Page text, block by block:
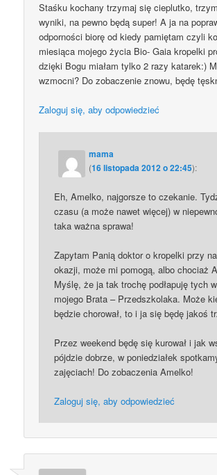
Staśku kochany trzymaj się cieplutko,
wyniki, na pewno będą super! A ja na
odporności biorę od kiedy pamiętam czyli
miesiąca mojego życia Bio- Gaia kropelki
dzięki Bogu miałam tylko 2 razy katarek:)
wzmocni? Do zobaczenie znowu, będę
Zaloguj się, aby odpowiedzieć
mama
(16 listopada 2012 o 22:45):
Eh, Amelko, najgorsze to czekanie.
czasu (a może nawet więcej) w
taka ważna sprawa!
Zapytam Panią doktor o kropelki przy
okazji, może mi pomogą, albo chociaż
Myślę, że ja tak trochę podłapuję tych
mojego Brata – Przedszkolaka. Może
będzie chorował, to i ja się będę jakoś
Przez weekend będę się kurował i jak
pójdzie dobrze, w poniedziałek
zajęciach! Do zobaczenia Amelko!
Zaloguj się, aby odpowiedzieć